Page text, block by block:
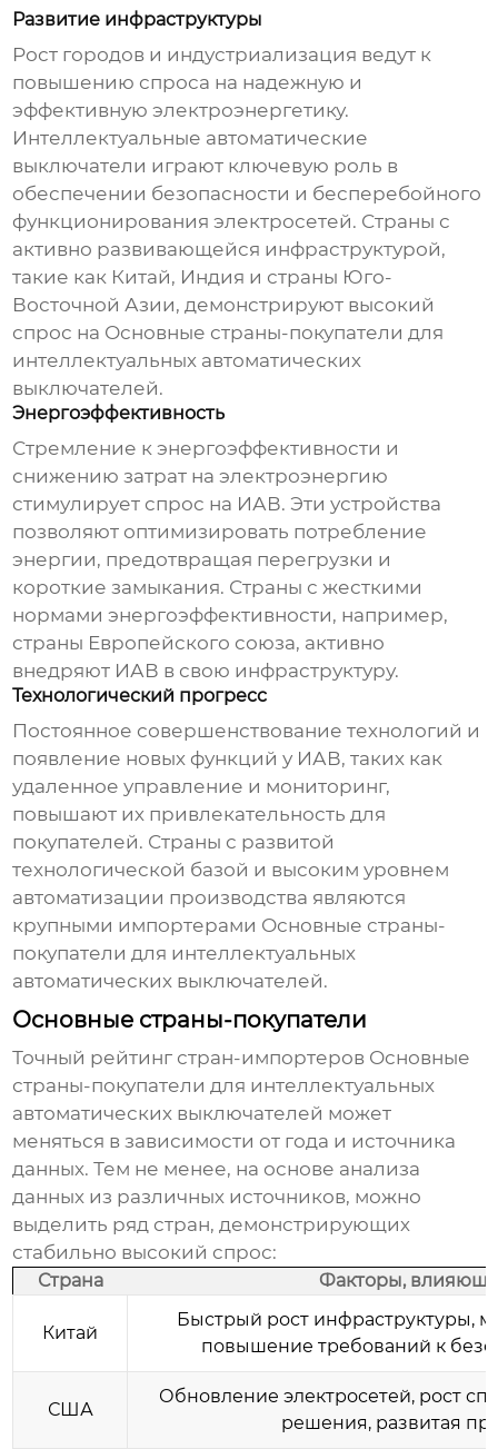
Развитие инфраструктуры
Рост городов и индустриализация ведут к
повышению спроса на надежную и
эффективную электроэнергетику.
Интеллектуальные автоматические
выключатели играют ключевую роль в
обеспечении безопасности и бесперебойного
функционирования электросетей. Страны с
активно развивающейся инфраструктурой,
такие как Китай, Индия и страны Юго-
Восточной Азии, демонстрируют высокий
спрос на Основные страны-покупатели для
интеллектуальных автоматических
выключателей.
Энергоэффективность
Стремление к энергоэффективности и
снижению затрат на электроэнергию
стимулирует спрос на ИАВ. Эти устройства
позволяют оптимизировать потребление
энергии, предотвращая перегрузки и
короткие замыкания. Страны с жесткими
нормами энергоэффективности, например,
страны Европейского союза, активно
внедряют ИАВ в свою инфраструктуру.
Технологический прогресс
Постоянное совершенствование технологий и
появление новых функций у ИАВ, таких как
удаленное управление и мониторинг,
повышают их привлекательность для
покупателей. Страны с развитой
технологической базой и высоким уровнем
автоматизации производства являются
крупными импортерами Основные страны-
покупатели для интеллектуальных
автоматических выключателей.
Основные страны-покупатели
Точный рейтинг стран-импортеров Основные
страны-покупатели для интеллектуальных
автоматических выключателей может
меняться в зависимости от года и источника
данных. Тем не менее, на основе анализа
данных из различных источников, можно
выделить ряд стран, демонстрирующих
стабильно высокий спрос:
Страна Факторы,
Китай
Быстрый рост инфраструктуры,
повышение требований к
США
Обновление электросетей, рост
решения, развитая